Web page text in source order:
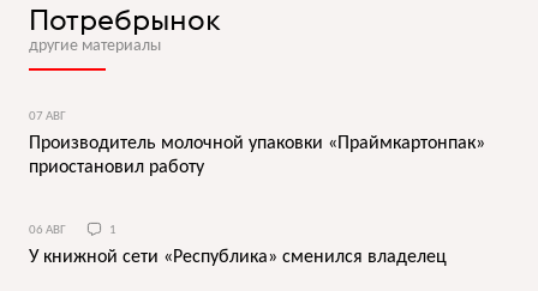
Потребрынок
другие материалы
07 АВГ
Производитель молочной упаковки «Праймкартонпак»
приостановил работу
06 АВГ 1
У книжной сети «Республика» сменился владелец